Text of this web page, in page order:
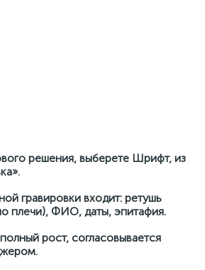
решения, выберете Шрифт, из
гравировки входит: ретушь
плечи), ФИО, даты, эпитафия.
рост, согласовывается